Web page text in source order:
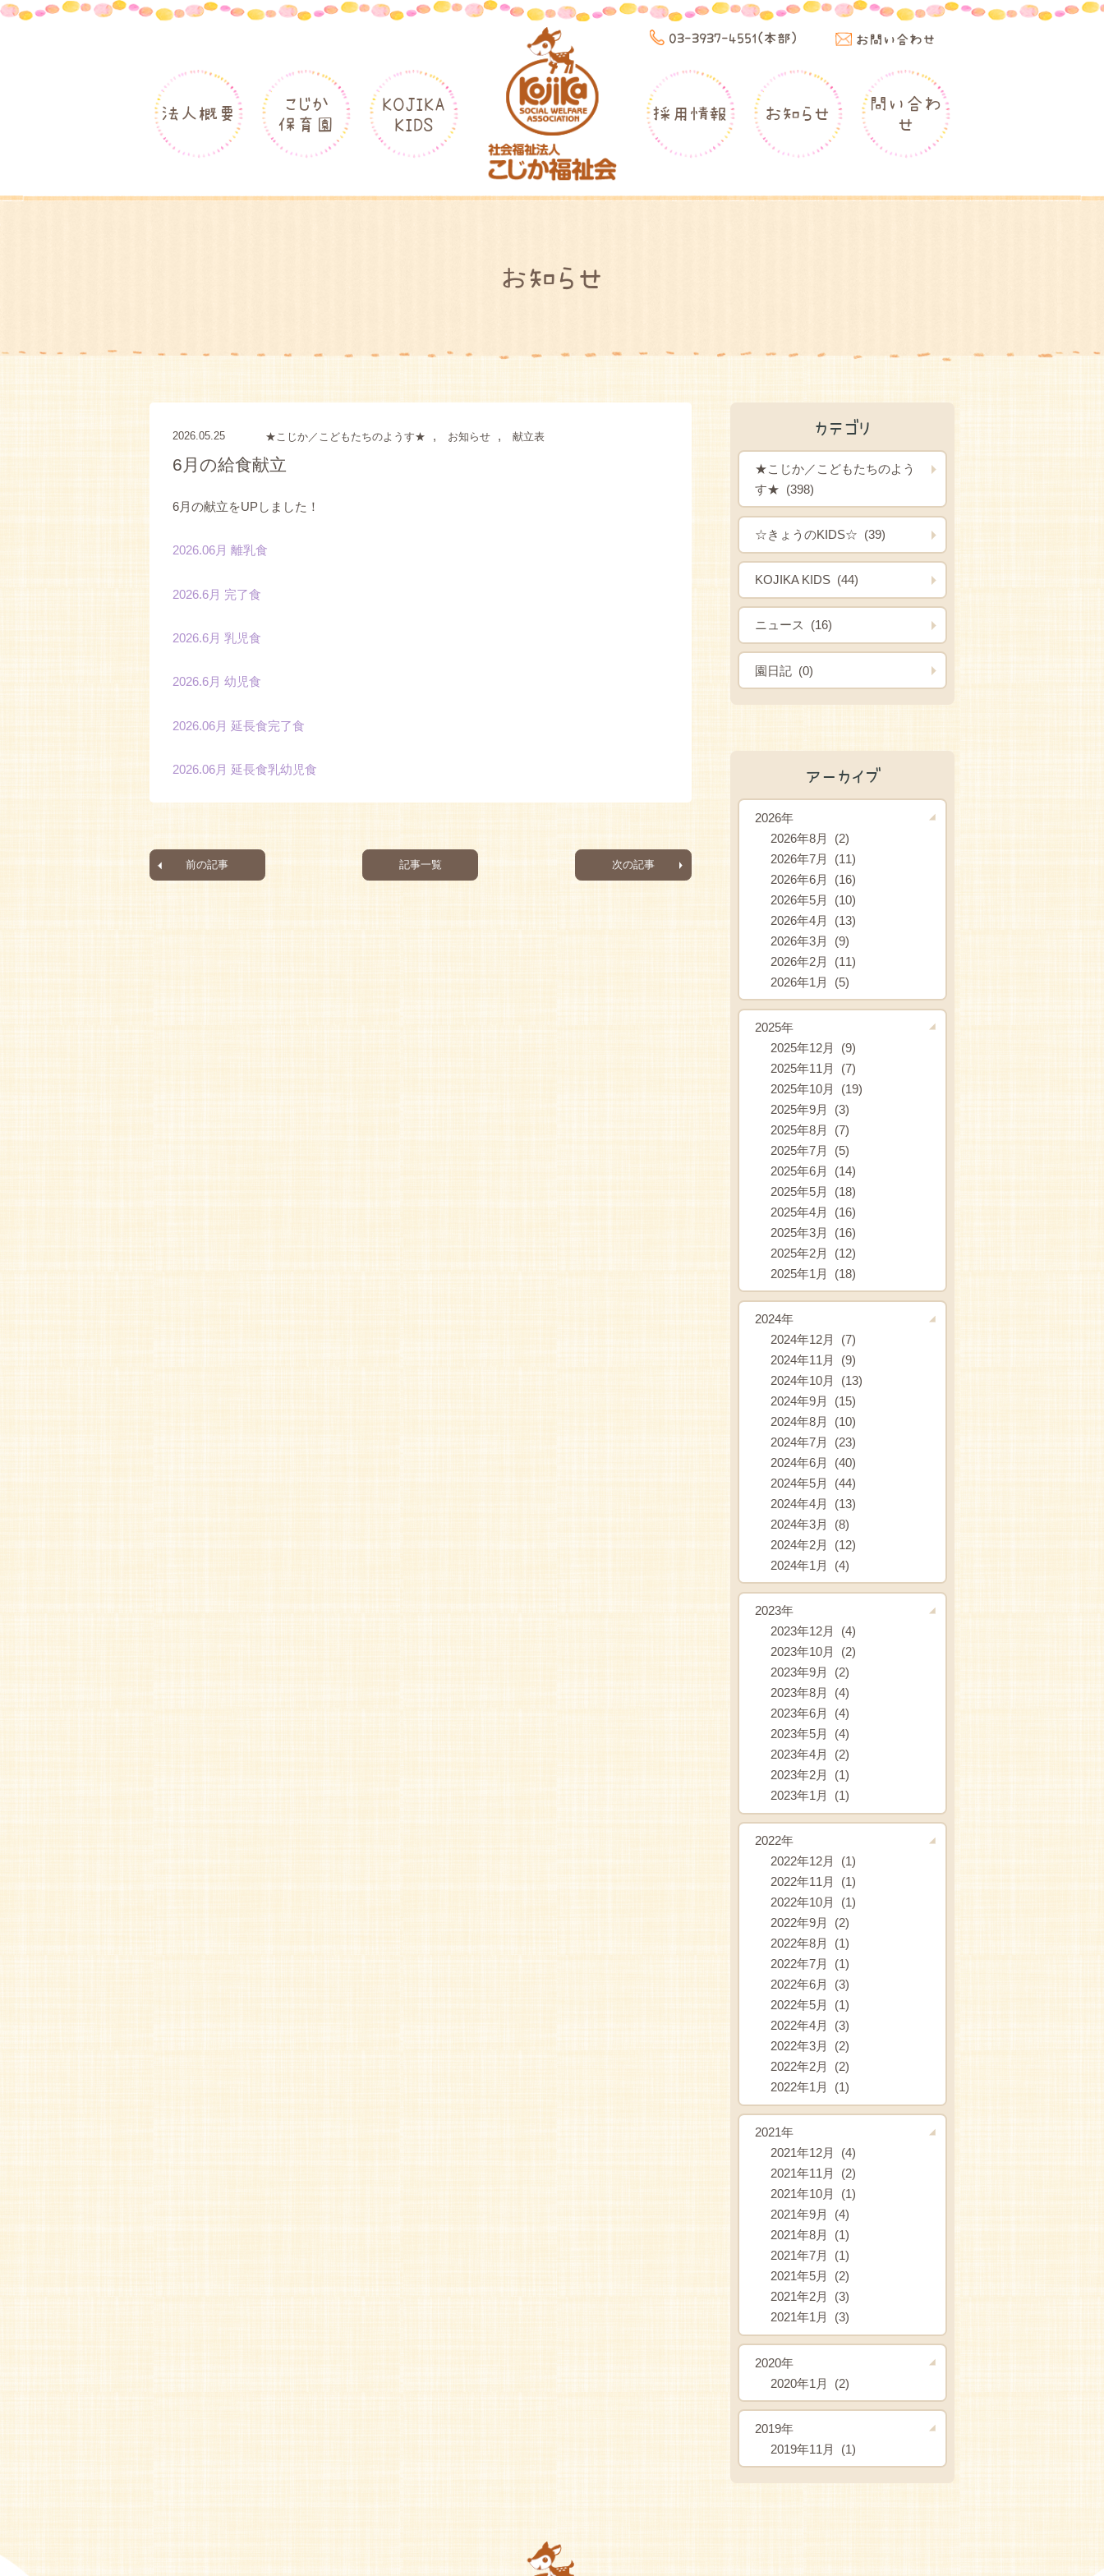
03-3937-4551(本部) お問い合わせ
法人概要
こじか
保育園
KOJIKA
KIDS
採用情報 お知らせ
問い合わ
せ
お知らせ
2026.05.25 ★こじか／こどもたちのようす★ , お知らせ , 献立表
6月の給食献立
6月の献立をUPしました！
2026.06月 離乳食
2026.6月 完了食
2026.6月 乳児食
2026.6月 幼児食
2026.06月 延長食完了食
2026.06月 延長食乳幼児食
前の記事 記事一覧 次の記事
カテゴリ
★こじか／こどもたちのよう
す★ (398)
☆きょうのKIDS☆ (39)
KOJIKA KIDS (44)
ニュース (16)
園日記 (0)
アーカイブ
2026年
2026年8月 (2)
2026年7月 (11)
2026年6月 (16)
2026年5月 (10)
2026年4月 (13)
2026年3月 (9)
2026年2月 (11)
2026年1月 (5)
2025年
2025年12月 (9)
2025年11月 (7)
2025年10月 (19)
2025年9月 (3)
2025年8月 (7)
2025年7月 (5)
2025年6月 (14)
2025年5月 (18)
2025年4月 (16)
2025年3月 (16)
2025年2月 (12)
2025年1月 (18)
2024年
2024年12月 (7)
2024年11月 (9)
2024年10月 (13)
2024年9月 (15)
2024年8月 (10)
2024年7月 (23)
2024年6月 (40)
2024年5月 (44)
2024年4月 (13)
2024年3月 (8)
2024年2月 (12)
2024年1月 (4)
2023年
2023年12月 (4)
2023年10月 (2)
2023年9月 (2)
2023年8月 (4)
2023年6月 (4)
2023年5月 (4)
2023年4月 (2)
2023年2月 (1)
2023年1月 (1)
2022年
2022年12月 (1)
2022年11月 (1)
2022年10月 (1)
2022年9月 (2)
2022年8月 (1)
2022年7月 (1)
2022年6月 (3)
2022年5月 (1)
2022年4月 (3)
2022年3月 (2)
2022年2月 (2)
2022年1月 (1)
2021年
2021年12月 (4)
2021年11月 (2)
2021年10月 (1)
2021年9月 (4)
2021年8月 (1)
2021年7月 (1)
2021年5月 (2)
2021年2月 (3)
2021年1月 (3)
2020年
2020年1月 (2)
2019年
2019年11月 (1)